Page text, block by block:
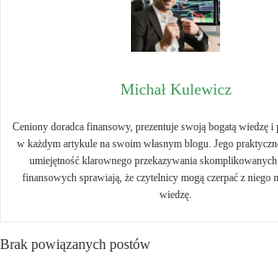
Michał Kulewicz
Ceniony doradca finansowy, prezentuje swoją bogatą wiedzę i
w każdym artykule na swoim własnym blogu. Jego
umiejętność klarownego przekazywania skomplikowanych
finansowych sprawiają, że czytelnicy mogą czerpać z niego
wiedzę.
Brak powiązanych postów